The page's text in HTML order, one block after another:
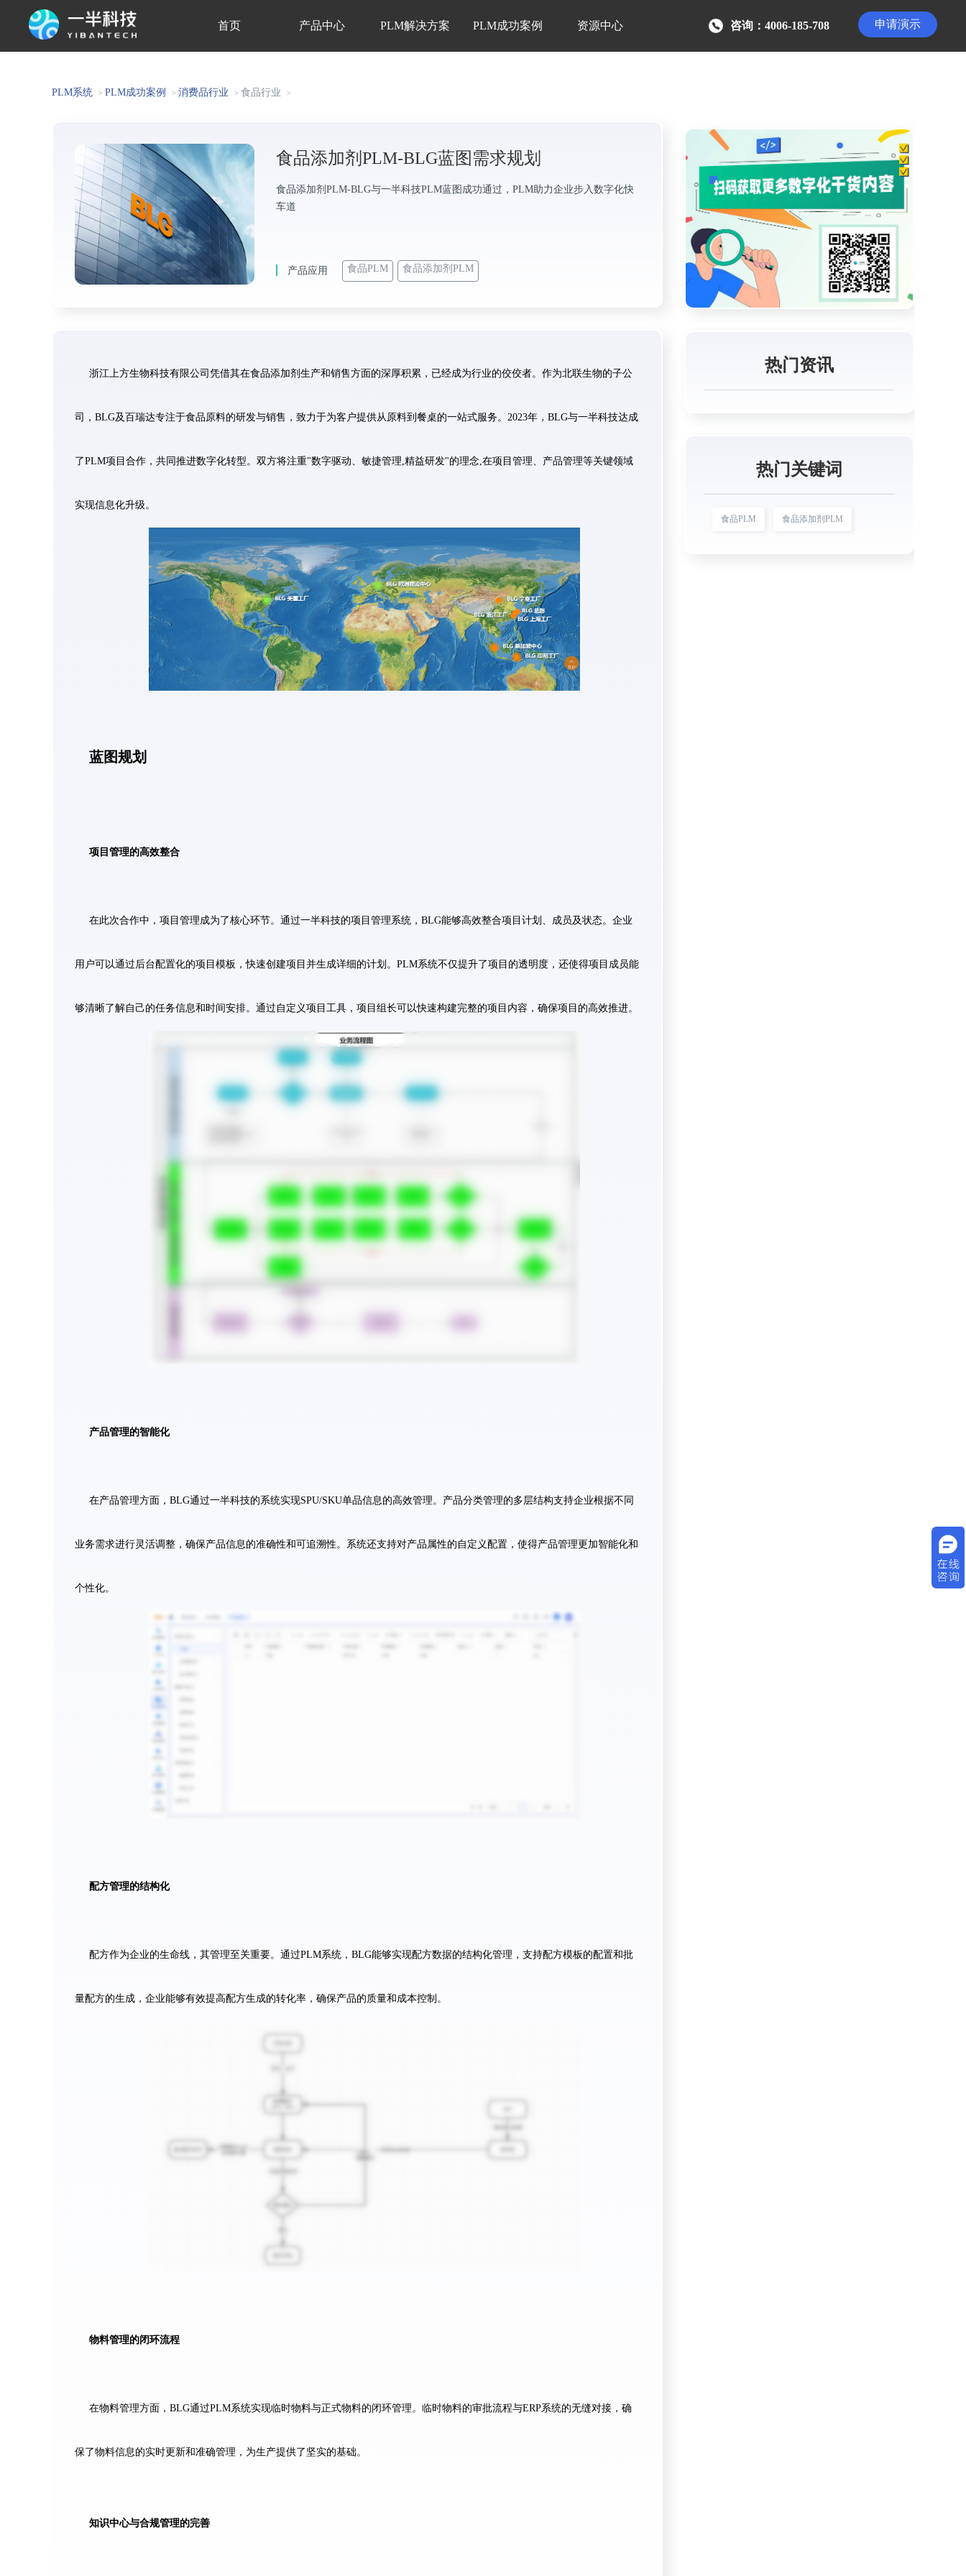
首页 产品中心 PLM解决方案 PLM成功案例 资源中心 申请演示
咨询：4006-185-708
PLM系统 > PLM成功案例 > 消费品行业 > 食品行业 >
食品添加剂PLM-BLG蓝图需求规划
食品添加剂PLM-BLG与一半科技PLM蓝图成功通过，PLM助力企业步入数字化快
车道
产品应用 食品PLM 食品添加剂PLM
浙江上方生物科技有限公司凭借其在食品添加剂生产和销售方面的深厚积累，已经成为行业的佼佼者。作为北联生物的子公
司，BLG及百瑞达专注于食品原料的研发与销售，致力于为客户提供从原料到餐桌的一站式服务。2023年，BLG与一半科技达成
了PLM项目合作，共同推进数字化转型。双方将注重"数字驱动、敏捷管理,精益研发"的理念,在项目管理、产品管理等关键领域
实现信息化升级。
蓝图规划
项目管理的高效整合
在此次合作中，项目管理成为了核心环节。通过一半科技的项目管理系统，BLG能够高效整合项目计划、成员及状态。企业
用户可以通过后台配置化的项目模板，快速创建项目并生成详细的计划。PLM系统不仅提升了项目的透明度，还使得项目成员能
够清晰了解自己的任务信息和时间安排。通过自定义项目工具，项目组长可以快速构建完整的项目内容，确保项目的高效推进。
产品管理的智能化
在产品管理方面，BLG通过一半科技的系统实现SPU/SKU单品信息的高效管理。产品分类管理的多层结构支持企业根据不同
业务需求进行灵活调整，确保产品信息的准确性和可追溯性。系统还支持对产品属性的自定义配置，使得产品管理更加智能化和
个性化。
配方管理的结构化
配方作为企业的生命线，其管理至关重要。通过PLM系统，BLG能够实现配方数据的结构化管理，支持配方模板的配置和批
量配方的生成，企业能够有效提高配方生成的转化率，确保产品的质量和成本控制。
物料管理的闭环流程
在物料管理方面，BLG通过PLM系统实现临时物料与正式物料的闭环管理。临时物料的审批流程与ERP系统的无缝对接，确
保了物料信息的实时更新和准确管理，为生产提供了坚实的基础。
知识中心与合规管理的完善
热门资讯
热门关键词
食品PLM 食品添加剂PLM